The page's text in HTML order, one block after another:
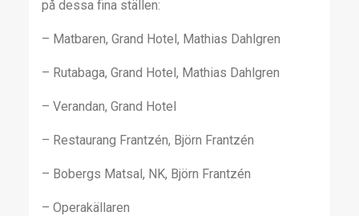
på dessa fina ställen:
– Matbaren, Grand Hotel, Mathias Dahlgren
– Rutabaga, Grand Hotel, Mathias Dahlgren
– Verandan, Grand Hotel
– Restaurang Frantzén, Björn Frantzén
– Bobergs Matsal, NK, Björn Frantzén
– Operakällaren